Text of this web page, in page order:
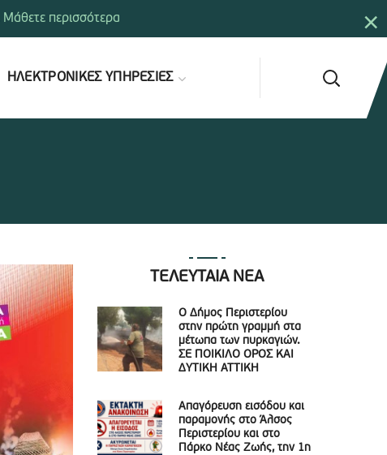
ΗΛΕΚΤΡΟΝΙΚΕΣ ΥΠΗΡΕΣΙΕΣ
ΤΕΛΕΥΤΑΙΑ ΝΕΑ
Ο Δήμος Περιστερίου
στην πρώτη γραμμή στα
μέτωπα των πυρκαγιών.
ΣΕ ΠΟΙΚΙΛΟ ΟΡΟΣ ΚΑΙ
ΔΥΤΙΚΗ ΑΤΤΙΚΗ
Απαγόρευση εισόδου και
παραμονής στο Άλσος
Περιστερίου και στο
Πάρκο Νέας Ζωής, την 1η
×
Μάθετε περισσότερα